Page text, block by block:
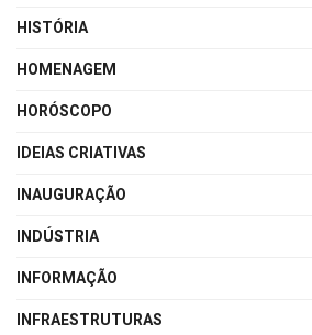
HISTÓRIA
HOMENAGEM
HORÓSCOPO
IDEIAS CRIATIVAS
INAUGURAÇÃO
INDÚSTRIA
INFORMAÇÃO
INFRAESTRUTURAS